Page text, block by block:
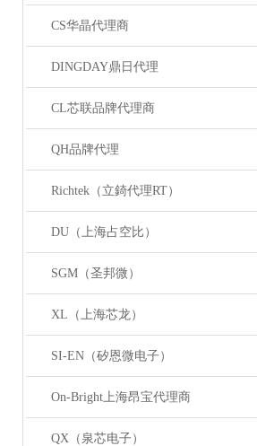
CS华晶代理商
DINGDAY鼎日代理
CL芯联品牌代理商
QH品牌代理
Richtek（立錡代理RT）
DU（上海占空比）
SGM（圣邦微）
XL（上海芯龙）
SI-EN（矽恩微电子）
On-Bright上海昂宝代理商
QX（泉芯电子）